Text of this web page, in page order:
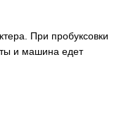
При пробуксовки
и машина едет